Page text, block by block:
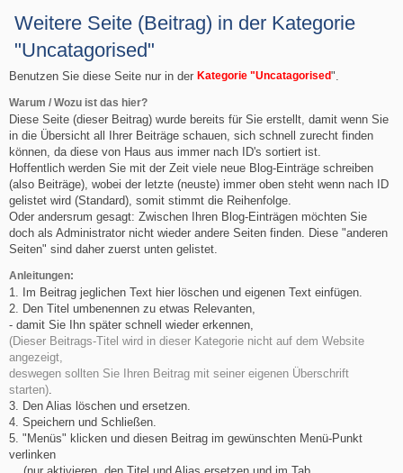
Weitere Seite (Beitrag) in der Kategorie
"Uncatagorised"
Benutzen Sie diese Seite nur in der Kategorie "Uncatagorised".
Warum / Wozu ist das hier?
Diese Seite (dieser Beitrag) wurde bereits für Sie erstellt, damit wenn Sie
in die Übersicht all Ihrer Beiträge schauen, sich schnell zurecht finden
können, da diese von Haus aus immer nach ID's sortiert ist.
Hoffentlich werden Sie mit der Zeit viele neue Blog-Einträge schreiben
(also Beiträge), wobei der letzte (neuste) immer oben steht wenn nach ID
gelistet wird (Standard), somit stimmt die Reihenfolge.
Oder andersrum gesagt: Zwischen Ihren Blog-Einträgen möchten Sie
doch als Administrator nicht wieder andere Seiten finden. Diese "anderen
Seiten" sind daher zuerst unten gelistet.
Anleitungen:
1. Im Beitrag jeglichen Text hier löschen und eigenen Text einfügen.
2. Den Titel umbenennen zu etwas Relevanten,
- damit Sie Ihn später schnell wieder erkennen,
(Dieser Beitrags-Titel wird in dieser Kategorie nicht auf dem Website
angezeigt,
deswegen sollten Sie Ihren Beitrag mit seiner eigenen Überschrift
starten)
3. Den Alias löschen und ersetzen.
4. Speichern und Schließen.
5. "Menüs" klicken und diesen Beitrag im gewünschten Menü-Punkt
verlinken